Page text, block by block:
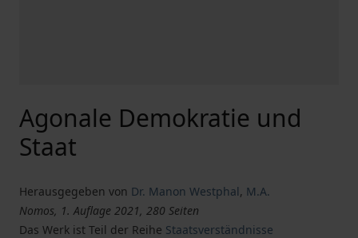
Agonale Demokratie und
Staat
Herausgegeben von Dr. Manon Westphal, M.A.
Nomos, 1. Auflage 2021, 280 Seiten
Das Werk ist Teil der Reihe Staatsverständnisse